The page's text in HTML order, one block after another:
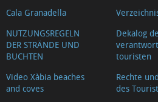
Plana
Mare
de
Déu
dels
Cala Granadella
NUTZUNGSREGELN
DER STRÄNDE UND
BUCHTEN
Video Xàbia beaches
and coves
Dekalog
touristen
Rechte
des